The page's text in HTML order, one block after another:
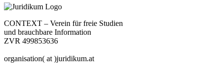
CONTEXT – Verein für freie Studien
und brauchbare Information
ZVR 499853636
organisation( at )juridikum.at